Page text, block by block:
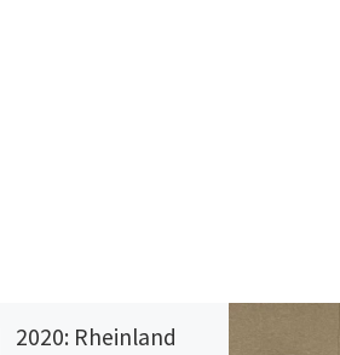
2020: Rheinland